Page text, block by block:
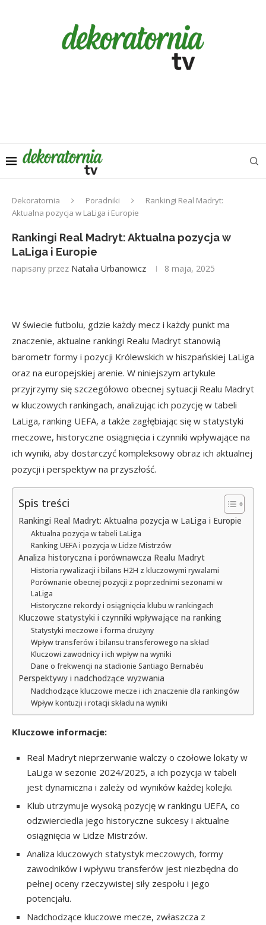
Dekoratornia Poradniki
Rankingi Real Madryt:
Aktualna pozycja w LaLiga i Europie
Rankingi Real Madryt: Aktualna pozycja w
LaLiga i Europie
napisany przez Natalia Urbanowicz 8 maja, 2025
W świecie futbolu, gdzie każdy mecz i każdy punkt ma
znaczenie, aktualne rankingi Realu Madryt stanowią
barometr formy i pozycji Królewskich w hiszpańskiej LaLiga
oraz na europejskiej arenie. W niniejszym artykule
przyjrzymy się szczegółowo obecnej sytuacji Realu Madryt
w kluczowych rankingach, analizując ich pozycję w tabeli
LaLiga, ranking UEFA, a także zagłębiając się w statystyki
meczowe, historyczne osiągnięcia i czynniki wpływające na
ich wyniki, aby dostarczyć kompleksowy obraz ich aktualnej
pozycji i perspektyw na przyszłość.
Spis treści
Rankingi Real Madryt: Aktualna pozycja w LaLiga i Europie
Aktualna pozycja w tabeli LaLiga
Ranking UEFA i pozycja w Lidze Mistrzów
Analiza historyczna i porównawcza Realu Madryt
Historia rywalizacji i bilans H2H z kluczowymi rywalami
Porównanie obecnej pozycji z poprzednimi sezonami w
LaLiga
Historyczne rekordy i osiągnięcia klubu w rankingach
Kluczowe statystyki i czynniki wpływające na ranking
Statystyki meczowe i forma drużyny
Wpływ transferów i bilansu transferowego na skład
Kluczowi zawodnicy i ich wpływ na wyniki
Dane o frekwencji na stadionie Santiago Bernabéu
Perspektywy i nadchodzące wyzwania
Nadchodzące kluczowe mecze i ich znaczenie dla rankingów
Wpływ kontuzji i rotacji składu na wyniki
Kluczowe informacje:
Real Madryt nieprzerwanie walczy o czołowe lokaty w
LaLiga w sezonie 2024/2025, a ich pozycja w tabeli
jest dynamiczna i zależy od wyników każdej kolejki.
Klub utrzymuje wysoką pozycję w rankingu UEFA, co
odzwierciedla jego historyczne sukcesy i aktualne
osiągnięcia w Lidze Mistrzów.
Analiza kluczowych statystyk meczowych, formy
zawodników i wpływu transferów jest niezbędna do
pełnej oceny rzeczywistej siły zespołu i jego
potencjału.
Nadchodzące kluczowe mecze, zwłaszcza z